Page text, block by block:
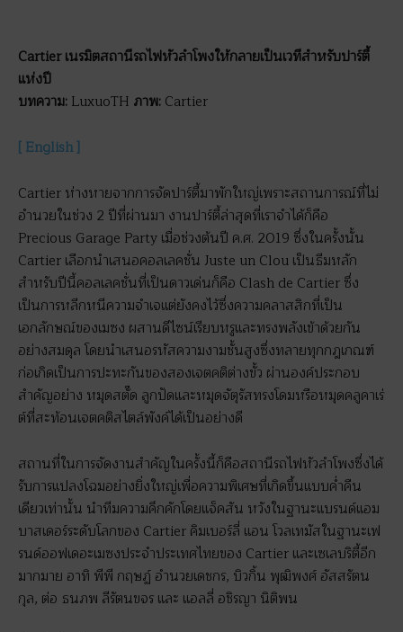
Cartier เนรมิตสถานีรถไฟหัวลำโพงให้กลายเป็นเวทีสำหรับปาร์ตี้
แห่งปี
บทความ: LuxuoTH ภาพ: Cartier
[ English ]
Cartier ห่างหายจากการจัดปาร์ตี้มาพักใหญ่เพราะสถานการณ์ที่ไม่
อำนวยในช่วง 2 ปีที่ผ่านมา งานปาร์ตี้ล่าสุดที่เราจำได้ก็คือ
Precious Garage Party เมื่อช่วงต้นปี ค.ศ. 2019 ซึ่งในครั้งนั้น
Cartier เลือกนำเสนอคอลเลคชั่น Juste un Clou เป็นธีมหลัก
สำหรับปีนี้คอลเลคชั่นที่เป็นดาวเด่นก็คือ Clash de Cartier ซึ่ง
เป็นการหลีกหนีความจำเจแต่ยังคงไว้ซึ่งความคลาสสิกที่เป็น
เอกลักษณ์ของเมซง ผสานดีไซน์เรียบหรูและทรงพลังเข้าด้วยกัน
อย่างสมดุล โดยนำเสนอรหัสความงามชั้นสูงซึ่งทลายทุกกฎเกณฑ์
ก่อเกิดเป็นการปะทะกันของสองเจตคติต่างขั้ว ผ่านองค์ประกอบ
สำคัญอย่าง หมุดสตั๊ด ลูกปัดและหมุดจัตุรัสทรงโดมหรือหมุดคลูคาเร่
ต์ที่สะท้อนเจตคติสไตล์พังค์ได้เป็นอย่างดี
สถานที่ในการจัดงานสำคัญในครั้งนี้ก็คือสถานีรถไฟหัวลำโพงซึ่งได้
รับการแปลงโฉมอย่างยิ่งใหญ่เพื่อความพิเศษที่เกิดขึ้นแบบค่ำคืน
เดียวเท่านั้น นำทีมความคึกคักโดยแจ็คสัน หวังในฐานะแบรนด์แอม
บาสเดอร์ระดับโลกของ Cartier คิมเบอร์ลี่ แอน โวลเทมัสในฐานะเฟ
รนด์ออฟเดอะเมซงประจำประเทศไทยของ Cartier และเซเลบริตี้อีก
มากมาย อาทิ พีพี กฤษฏ์ อำนวยเดชกร, บิวกิ้น พุฒิพงศ์ อัสสรัตน
กุล, ต่อ ธนภพ ลีรัตนขจร และ แอลลี่ อชิรญา นิติพน